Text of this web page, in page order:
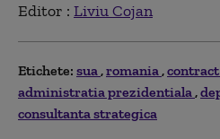
Editor : Liviu Cojan
Etichete: sua romania contract
administratia prezidentiala
consultanta strategica